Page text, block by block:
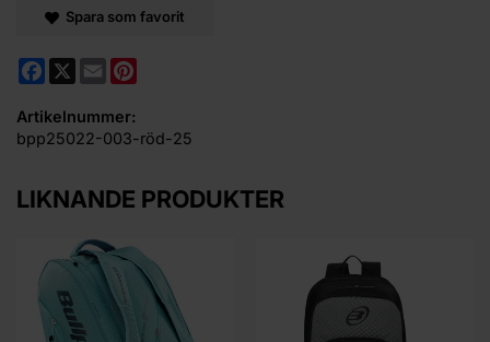
Spara som favorit
Facebook
X Email
Artikelnummer:
bpp25022-003-röd-25
LIKNANDE PRODUKTER